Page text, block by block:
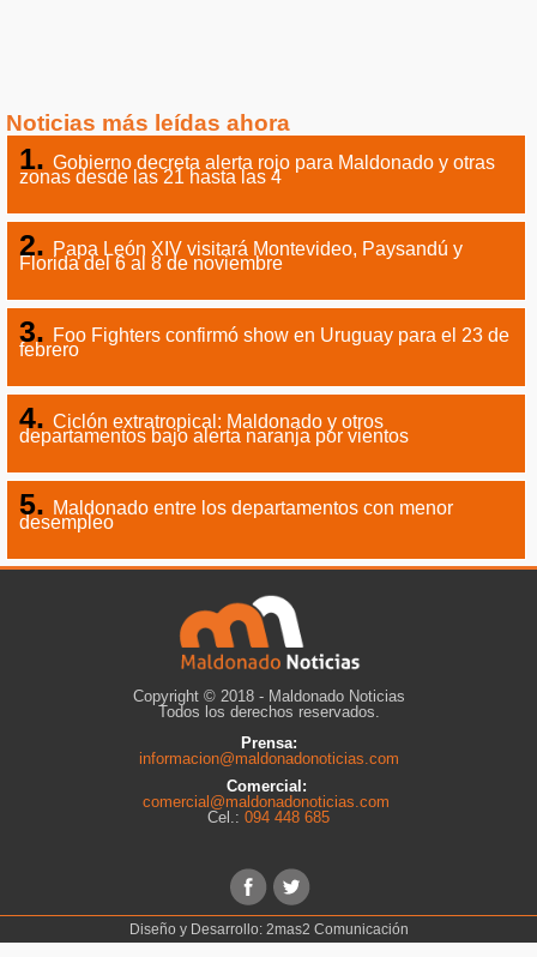
Noticias más leídas ahora
Gobierno decreta alerta rojo para Maldonado y otras
zonas desde las 21 hasta las 4
Papa León XIV visitará Montevideo, Paysandú y
Florida del 6 al 8 de noviembre
Foo Fighters confirmó show en Uruguay para el 23 de
febrero
Ciclón extratropical: Maldonado y otros
departamentos bajo alerta naranja por vientos
Maldonado entre los departamentos con menor
desempleo
Copyright © 2018 - Maldonado Noticias
Todos los derechos reservados.
Prensa:
informacion@maldonadonoticias.com
Comercial:
comercial@maldonadonoticias.com
Cel.: 094 448 685
Diseño y Desarrollo: 2mas2 Comunicación